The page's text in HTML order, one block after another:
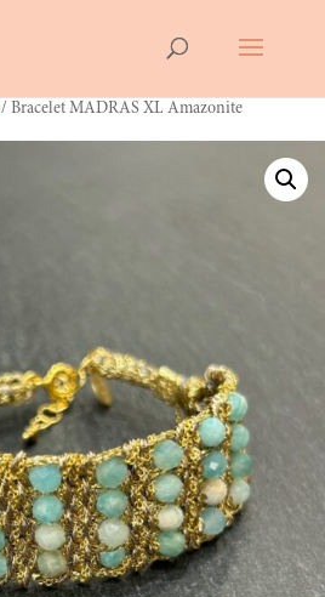
/ Bracelet MADRAS XL Amazonite